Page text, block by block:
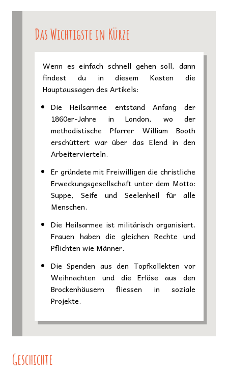
Das Wichtigste in Kürze
Wenn es einfach schnell gehen soll, dann
findest du in diesem Kasten die
Hauptaussagen des Artikels:
Die Heilsarmee entstand Anfang der
1860er-Jahre in London, wo der
methodistische Pfarrer William Booth
erschüttert war über das Elend in den
Arbeitervierteln.
Er gründete mit Freiwilligen die christliche
Erweckungsgesellschaft unter dem Motto:
Suppe, Seife und Seelenheil für alle
Menschen.
Die Heilsarmee ist militärisch organisiert.
Frauen haben die gleichen Rechte und
Pflichten wie Männer.
Die Spenden aus den Topfkollekten vor
Weihnachten und die Erlöse aus den
Brockenhäusern fliessen in soziale
Projekte.
Geschichte